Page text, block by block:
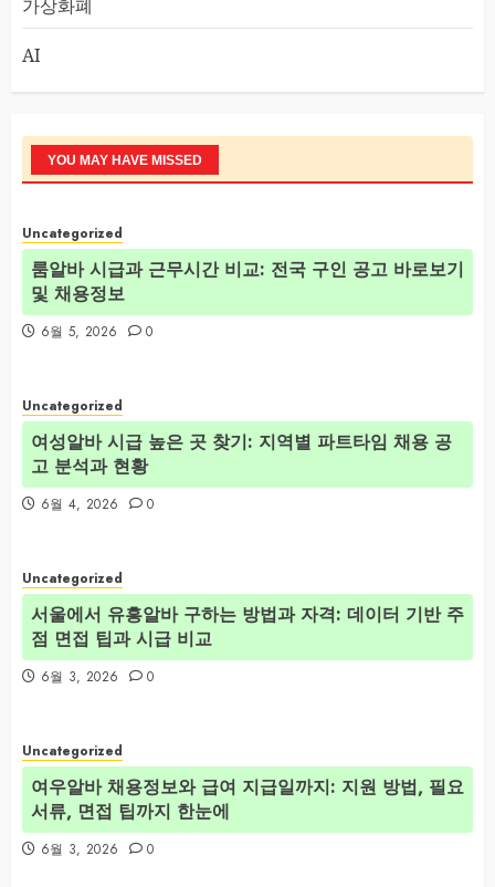
가상화폐
AI
YOU MAY HAVE MISSED
Uncategorized
룸알바 시급과 근무시간 비교: 전국 구인 공고 바로보기
및 채용정보
6월 5, 2026 0
Uncategorized
여성알바 시급 높은 곳 찾기: 지역별 파트타임 채용 공
고 분석과 현황
6월 4, 2026 0
Uncategorized
서울에서 유흥알바 구하는 방법과 자격: 데이터 기반 주
점 면접 팁과 시급 비교
6월 3, 2026 0
Uncategorized
여우알바 채용정보와 급여 지급일까지: 지원 방법, 필요
서류, 면접 팁까지 한눈에
6월 3, 2026 0